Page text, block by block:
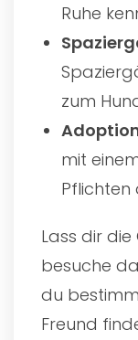
Ruhe
zum
mit
Pflichten
Lass dir
besuche
du
Freund